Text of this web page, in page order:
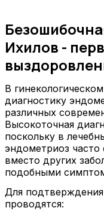
Ихилов -
В
диагностику
различных
Высокоточная
поскольку в
эндометриоз часто
вместо других
подобными
Для
проводятся: